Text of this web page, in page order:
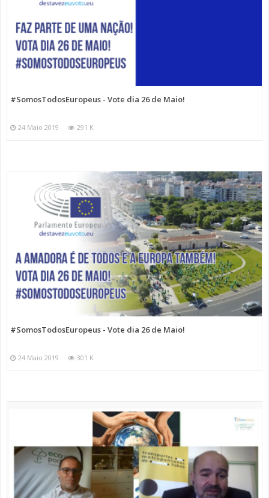
#SomosTodosEuropeus - Vote dia 26 de Maio!
24 Maio 2019 291 K
#SomosTodosEuropeus - Vote dia 26 de Maio!
24 Maio 2019 301 K